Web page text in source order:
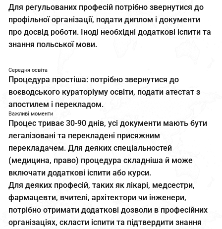
Для регульованих професій потрібно звернутися до
профільної організації, подати диплом і документи
про досвід роботи. Іноді необхідні додаткові іспити та
знання польської мови.
Середня освіта
Процедура простіша: потрібно звернутися до
воєводського кураторіуму освіти, подати атестат з
апостилем і перекладом.
Важливі моменти
Процес триває 30-90 днів, усі документи мають бути
легалізовані та перекладені присяжним
перекладачем. Для деяких спеціальностей
(медицина, право) процедура складніша й може
включати додаткові іспити або курси.
Для деяких професій, таких як лікарі, медсестри,
фармацевти, вчителі, архітектори чи інженери,
потрібно отримати додаткові дозволи в професійних
організаціях, скласти іспити та підтвердити знання